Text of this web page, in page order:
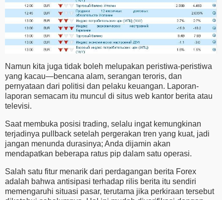
Namun kita juga tidak boleh melupakan peristiwa-peristiwa
yang kacau—bencana alam, serangan teroris, dan
pernyataan dari politisi dan pelaku keuangan. Laporan-
laporan semacam itu muncul di situs web kantor berita atau
televisi.
Saat membuka posisi trading, selalu ingat kemungkinan
terjadinya pullback setelah pergerakan tren yang kuat, jadi
jangan menunda durasinya; Anda dijamin akan
mendapatkan beberapa ratus pip dalam satu operasi.
Salah satu fitur menarik dari perdagangan berita Forex
adalah bahwa antisipasi terhadap rilis berita itu sendiri
memengaruhi situasi pasar, terutama jika perkiraan tersebut